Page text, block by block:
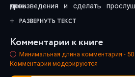
произведения и сделать
комфортным. Новинки и классика,
каждый нашёл книгу по душе.
день.
РАЗВЕРНУТЬ ТЕКСТ
Комментарии к книге
Минимальная длина комментария -
Комментарии модерируются